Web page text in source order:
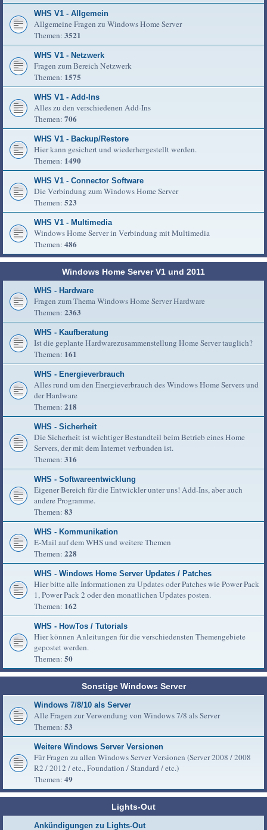
WHS V1 - Allgemein
Allgemeine Fragen zu Windows Home Server
Themen: 3521
WHS V1 - Netzwerk
Fragen zum Bereich Netzwerk
Themen: 1575
WHS V1 - Add-Ins
Alles zu den verschiedenen Add-Ins
Themen: 706
WHS V1 - Backup/Restore
Hier kann gesichert und wiederhergestellt werden.
Themen: 1490
WHS V1 - Connector Software
Die Verbindung zum Windows Home Server
Themen: 523
WHS V1 - Multimedia
Windows Home Server in Verbindung mit Multimedia
Themen: 486
Windows Home Server V1 und 2011
WHS - Hardware
Fragen zum Thema Windows Home Server Hardware
Themen: 2363
WHS - Kaufberatung
Ist die geplante Hardwarezusammenstellung Home Server tauglich?
Themen: 161
WHS - Energieverbrauch
Alles rund um den Energieverbrauch des Windows Home Servers und
der Hardware
Themen: 218
WHS - Sicherheit
Die Sicherheit ist wichtiger Bestandteil beim Betrieb eines Home
Servers, der mit dem Internet verbunden ist.
Themen: 316
WHS - Softwareentwicklung
Eigener Bereich für die Entwickler unter uns! Add-Ins, aber auch
andere Programme.
Themen: 83
WHS - Kommunikation
E-Mail auf dem WHS und weitere Themen
Themen: 228
WHS - Windows Home Server Updates / Patches
Hier bitte alle Informationen zu Updates oder Patches wie Power Pack
1, Power Pack 2 oder den monatlichen Updates posten.
Themen: 162
WHS - HowTos / Tutorials
Hier können Anleitungen für die verschiedensten Themengebiete
gepostet werden.
Themen: 50
Sonstige Windows Server
Windows 7/8/10 als Server
Alle Fragen zur Verwendung von Windows 7/8 als Server
Themen: 53
Weitere Windows Server Versionen
Für Fragen zu allen Windows Server Versionen (Server 2008 / 2008
R2 / 2012 / etc., Foundation / Standard / etc.)
Themen: 49
Lights-Out
Ankündigungen zu Lights-Out